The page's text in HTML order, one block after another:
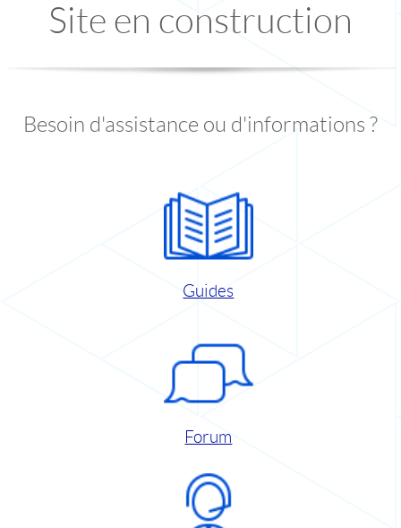
Site en construction
Besoin d'assistance ou d'informations ?
Guides
Forum